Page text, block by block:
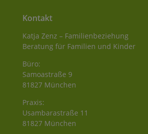
Kontakt
Katja Zenz – Familienbeziehung
Beratung für Familien und Kinder
Büro:
Samoastraße 9
81827 München
Praxis:
Usambarastraße 11
81827 München